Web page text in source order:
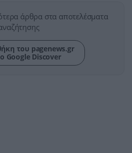
άρθρα στα αποτελέσματα
του pagenews.gr
Google Discover